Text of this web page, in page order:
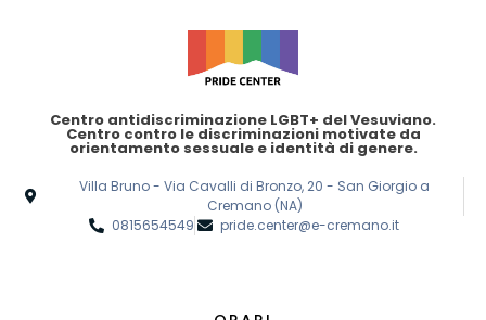
Centro antidiscriminazione LGBT+ del Vesuviano.
Centro contro le discriminazioni motivate da
orientamento sessuale e identità di genere.
Villa Bruno - Via Cavalli di Bronzo, 20 - San Giorgio a
Cremano (NA)
0815654549
pride.center@e-cremano.it